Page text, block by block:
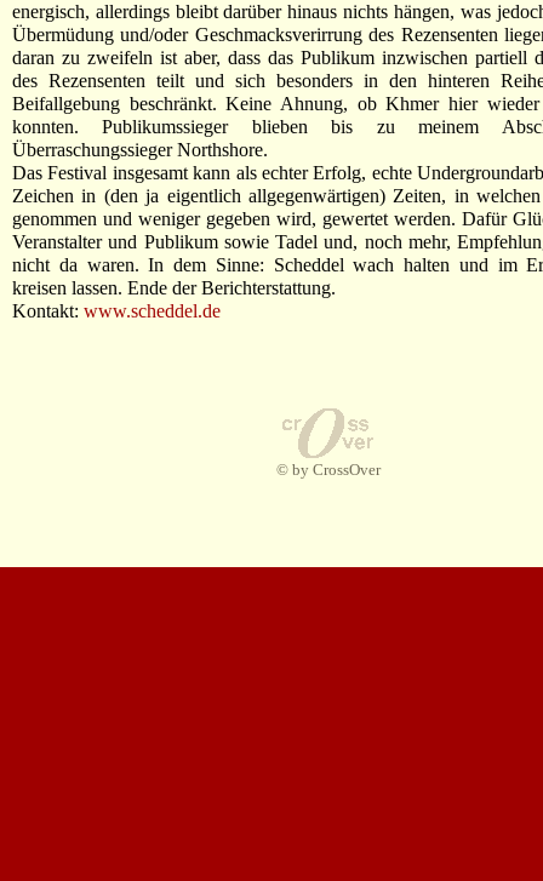
energisch, allerdings bleibt darüber hinaus nichts hängen, was
Übermüdung und/oder Geschmacksverirrung des Rezensenten
daran zu zweifeln ist aber, dass das Publikum inzwischen partiell
des Rezensenten teilt und sich besonders in den hinteren
Beifallgebung beschränkt. Keine Ahnung, ob Khmer hier
konnten. Publikumssieger blieben bis zu meinem
Überraschungssieger Northshore.
Das Festival insgesamt kann als echter Erfolg, echte
Zeichen in (den ja eigentlich allgegenwärtigen) Zeiten, in
genommen und weniger gegeben wird, gewertet werden. Dafür
Veranstalter und Publikum sowie Tadel und, noch mehr,
nicht da waren. In dem Sinne: Scheddel wach halten und im
kreisen lassen. Ende der Berichterstattung.
Kontakt: www.scheddel.de
© by CrossOver